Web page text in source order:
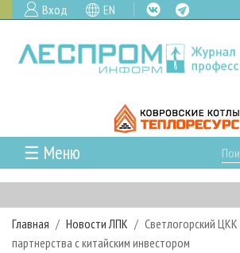
Вход EN
☰ Меню
ГЛАВНАЯ
РУБРИКИ И ТЕМЫ
РУБРИКИ ЖУРНАЛА
НОВОСТИ
Главная Новости ЛПК
Светлогорский ЦКК
партнерства с китайским инвестором